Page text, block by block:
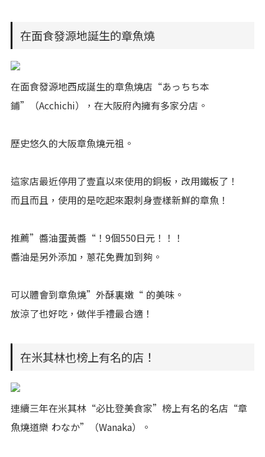
在面食發源地誕生的章魚燒
在面食發源地西成誕生的章魚燒店“あっちち本
鋪”（Acchichi），在大阪府內擁有多家分店。
歷史悠久的大阪章魚燒元祖。
這家店最近停用了壹直以來使用的銅板，改用鐵板了！
而且而且，使用的是吃起來跟刺身壹樣新鮮的章魚！
推薦”醬油蛋黃醬“！9個550日元！！！
醬油是另外添加，蔥花免費加到夠。
可以體會到章魚燒”外酥裏嫩“ 的美味。
放涼了也好吃，做伴手禮最合適！
在米其林也榜上有名的店！
連續三年在米其林“必比登美食家”榜上有名的名店“章
魚燒道樂 わなか”（Wanaka）。